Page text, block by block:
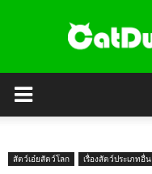
สัตว์เอ๋ยสัตว์โลก เรื่องสัตว์ประเภทอื่น